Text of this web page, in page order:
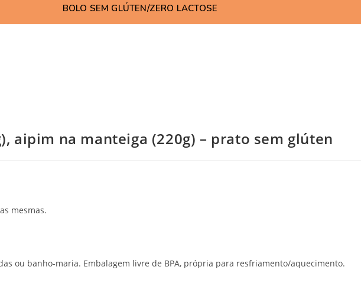
BOLO SEM GLÚTEN/ZERO LACTOSE
aipim na manteiga (220g) – prato sem glúten
mesmas.
ou banho-maria. Embalagem livre de BPA, própria para resfriamento/aquecimento.